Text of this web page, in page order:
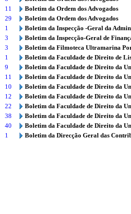
11
Boletim da Ordem dos Advogados
29
Boletim da Ordem dos Advogados
1
Boletim da Inspecção -Geral da
3
Boletim da Inspecção-Geral de
3
Boletim da Filmoteca Ultramarina
1
Boletim da Faculdade de Direito de
9
Boletim da Faculdade de Direito da
11
Boletim da Faculdade de Direito da
10
Boletim da Faculdade de Direito da
12
Boletim da Faculdade de Direito da
22
Boletim da Faculdade de Direito da
38
Boletim da Faculdade de Direito da
40
Boletim da Faculdade de Direito da
1
Boletim da Direcção Geral das